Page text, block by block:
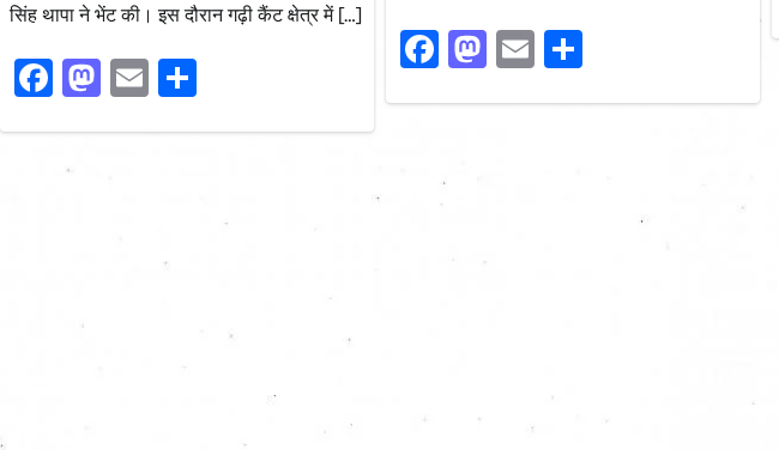
सिंह थापा ने भेंट की। इस दौरान गढ़ी कैंट क्षेत्र में […]
Facebook
Mastodon
Email
Facebook
Mastodon
EmailShare